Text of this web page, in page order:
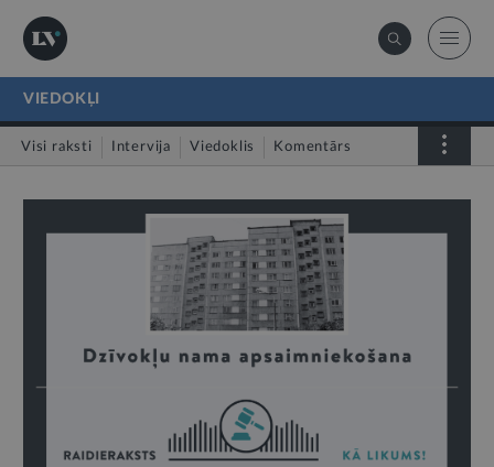
VIEDOKĻI
Visi raksti Intervija Viedoklis Komentārs